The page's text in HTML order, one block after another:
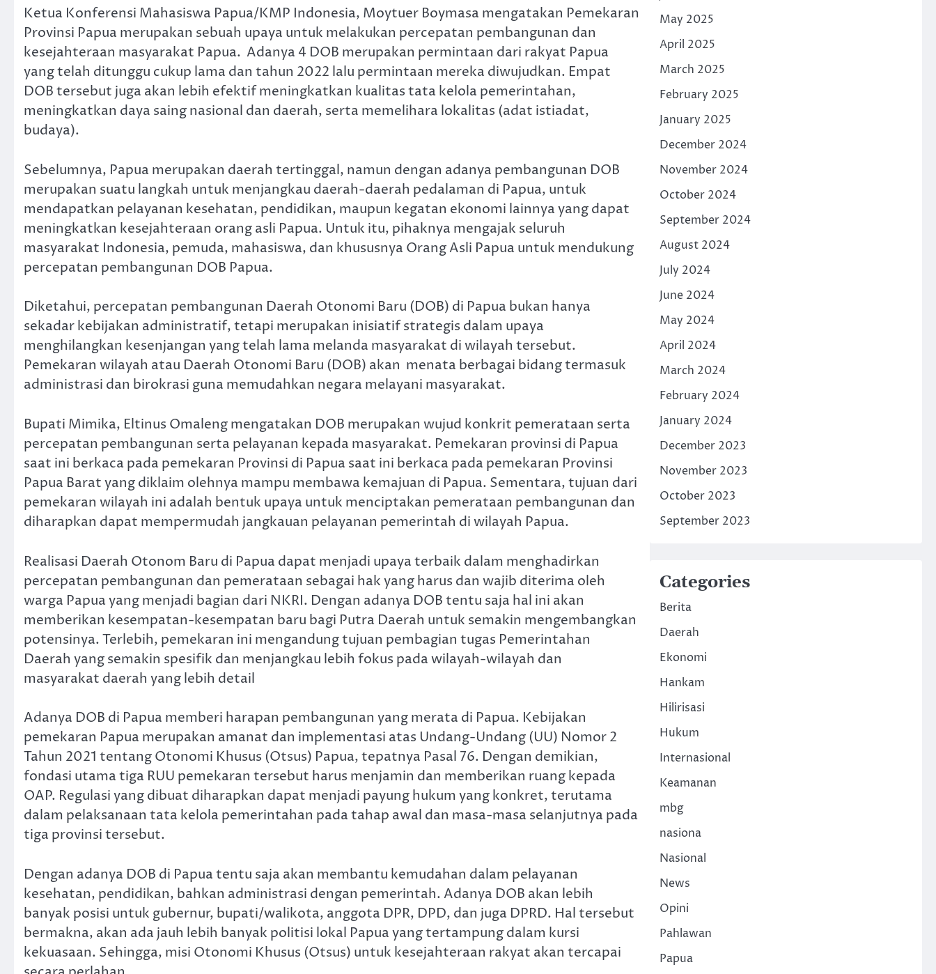
Ketua Konferensi Mahasiswa Papua/KMP Indonesia, Moytuer Boymasa mengatakan Pemekaran
Provinsi Papua merupakan sebuah upaya untuk melakukan percepatan pembangunan dan
kesejahteraan masyarakat Papua. Adanya 4 DOB merupakan permintaan dari rakyat Papua
yang telah ditunggu cukup lama dan tahun 2022 lalu permintaan mereka diwujudkan. Empat
DOB tersebut juga akan lebih efektif meningkatkan kualitas tata kelola pemerintahan,
meningkatkan daya saing nasional dan daerah, serta memelihara lokalitas (adat istiadat,
budaya).
Sebelumnya, Papua merupakan daerah tertinggal, namun dengan adanya pembangunan DOB
merupakan suatu langkah untuk menjangkau daerah-daerah pedalaman di Papua, untuk
mendapatkan pelayanan kesehatan, pendidikan, maupun kegatan ekonomi lainnya yang dapat
meningkatkan kesejahteraan orang asli Papua. Untuk itu, pihaknya mengajak seluruh
masyarakat Indonesia, pemuda, mahasiswa, dan khususnya Orang Asli Papua untuk mendukung
percepatan pembangunan DOB Papua.
Diketahui, percepatan pembangunan Daerah Otonomi Baru (DOB) di Papua bukan hanya
sekadar kebijakan administratif, tetapi merupakan inisiatif strategis dalam upaya
menghilangkan kesenjangan yang telah lama melanda masyarakat di wilayah tersebut.
Pemekaran wilayah atau Daerah Otonomi Baru (DOB) akan menata berbagai bidang termasuk
administrasi dan birokrasi guna memudahkan negara melayani masyarakat.
Bupati Mimika, Eltinus Omaleng mengatakan DOB merupakan wujud konkrit pemerataan serta
percepatan pembangunan serta pelayanan kepada masyarakat. Pemekaran provinsi di Papua
saat ini berkaca pada pemekaran Provinsi di Papua saat ini berkaca pada pemekaran Provinsi
Papua Barat yang diklaim olehnya mampu membawa kemajuan di Papua. Sementara, tujuan dari
pemekaran wilayah ini adalah bentuk upaya untuk menciptakan pemerataan pembangunan dan
diharapkan dapat mempermudah jangkauan pelayanan pemerintah di wilayah Papua.
Realisasi Daerah Otonom Baru di Papua dapat menjadi upaya terbaik dalam menghadirkan
percepatan pembangunan dan pemerataan sebagai hak yang harus dan wajib diterima oleh
warga Papua yang menjadi bagian dari NKRI. Dengan adanya DOB tentu saja hal ini akan
memberikan kesempatan-kesempatan baru bagi Putra Daerah untuk semakin mengembangkan
potensinya. Terlebih, pemekaran ini mengandung tujuan pembagian tugas Pemerintahan
Daerah yang semakin spesifik dan menjangkau lebih fokus pada wilayah-wilayah dan
masyarakat daerah yang lebih detail
Adanya DOB di Papua memberi harapan pembangunan yang merata di Papua. Kebijakan
pemekaran Papua merupakan amanat dan implementasi atas Undang-Undang (UU) Nomor 2
Tahun 2021 tentang Otonomi Khusus (Otsus) Papua, tepatnya Pasal 76. Dengan demikian,
fondasi utama tiga RUU pemekaran tersebut harus menjamin dan memberikan ruang kepada
OAP. Regulasi yang dibuat diharapkan dapat menjadi payung hukum yang konkret, terutama
dalam pelaksanaan tata kelola pemerintahan pada tahap awal dan masa-masa selanjutnya pada
tiga provinsi tersebut.
Dengan adanya DOB di Papua tentu saja akan membantu kemudahan dalam pelayanan
kesehatan, pendidikan, bahkan administrasi dengan pemerintah. Adanya DOB akan lebih
banyak posisi untuk gubernur, bupati/walikota, anggota DPR, DPD, dan juga DPRD. Hal tersebut
bermakna, akan ada jauh lebih banyak politisi lokal Papua yang tertampung dalam kursi
kekuasaan. Sehingga, misi Otonomi Khusus (Otsus) untuk kesejahteraan rakyat akan tercapai
May 2025
April 2025
March 2025
February 2025
January 2025
December 2024
November 2024
October 2024
September 2024
August 2024
July 2024
June 2024
May 2024
April 2024
March 2024
February 2024
January 2024
December 2023
November 2023
October 2023
September 2023
Categories
Berita
Daerah
Ekonomi
Hankam
Hilirisasi
Hukum
Internasional
Keamanan
mbg
nasiona
Nasional
News
Opini
Pahlawan
Papua